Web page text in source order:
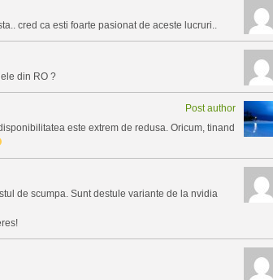
cred ca esti foarte pasionat de aceste lucruri..
din RO ?
Post author
este extrem de redusa. Oricum, tinand
de scumpa. Sunt destule variante de la nvidia